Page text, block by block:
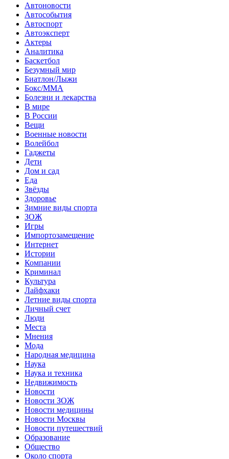
Автоновости
Автособытия
Автоспорт
Автоэксперт
Актеры
Аналитика
Баскетбол
Безумный мир
Биатлон/Лыжи
Бокс/MMA
Болезни и лекарства
В мире
В России
Вещи
Военные новости
Волейбол
Гаджеты
Дети
Дом и сад
Еда
Звёзды
Здоровье
Зимние виды спорта
ЗОЖ
Игры
Импортозамещение
Интернет
Истории
Компании
Криминал
Культура
Лайфхаки
Летние виды спорта
Личный счет
Люди
Места
Мнения
Мода
Народная медицина
Наука
Наука и техника
Недвижимость
Новости
Новости ЗОЖ
Новости медицины
Новости Москвы
Новости путешествий
Образование
Общество
Около спорта